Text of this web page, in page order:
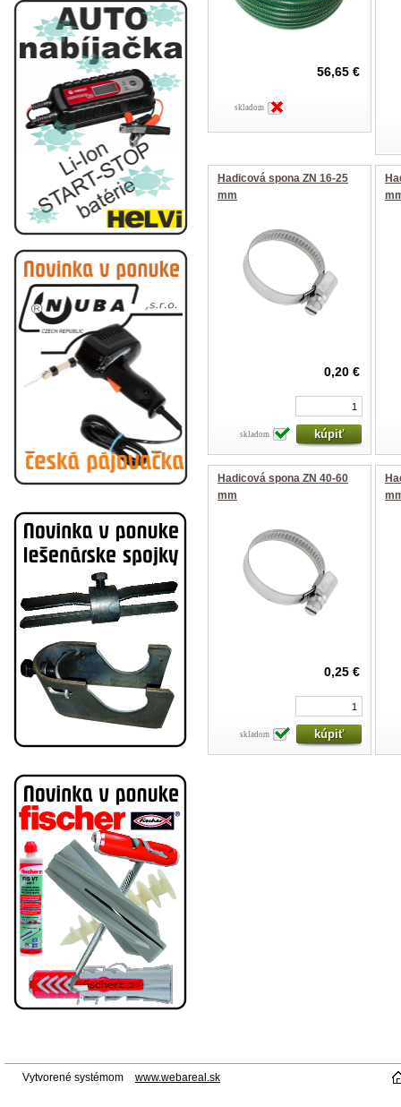
56,65 €
skladom
Hadicová spona ZN 16-25
mm
0,20 €
skladom
Hadicová spona ZN 40-60
mm
0,25 €
skladom
Vytvorené systémom www.webareal.sk